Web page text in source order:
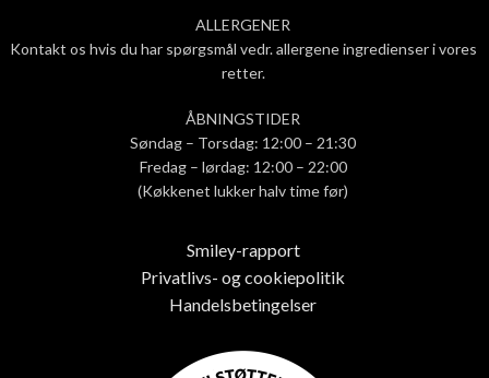
ALLERGENER
Kontakt os hvis du har spørgsmål vedr. allergene ingredienser i vores
retter.
ÅBNINGSTIDER
Søndag – Torsdag: 12:00 – 21:30
Fredag – lørdag: 12:00 – 22:00
(Køkkenet lukker halv time før)
Smiley-rapport
Privatlivs- og cookiepolitik
Handelsbetingelser